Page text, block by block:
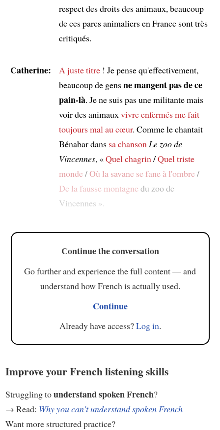
respect des droits des animaux, beaucoup
de ces parcs animaliers en France sont très
critiqués.
Catherine: A juste titre! Je pense qu'effectivement,
beaucoup de gensne mangent pas de ce
pain-là. Je ne suis pas une militante mais
voir des animaux vivre enfermésme fait
toujours mal au cœur. Comme le chantait
Bénabar dans sa chanson Le zoo de
Vincennes, «Quel chagrin /Quel triste
monde/Où la savane se fane à l'ombre/
De la fausse montagne du zoo de
Vincennes ».
Continue the conversation
Go further and experience the full content — and
understand how French is actually used.
Continue
Already have access?Log in.
Improve your French listening skills
Struggling tounderstand spoken French?
→ Read: Why you can't understand spoken French
Want more structured practice?